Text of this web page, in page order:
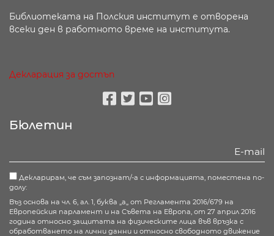
Библиотеката на Полския институт е отворена
всеки ден в работното време на института.
Декларация за достъп
Бюлетин
Декларирам, че съм запознат/-а с информацията, поместена по-
долу:
Въз основа на чл. 6, ал. 1, буква „а„ от Регламента 2016/679 на
Европейския парламент и на Съвета на Европа, от 27 април 2016
година относно защитата на физическите лица във връзка с
обработването на лични данни и относно свободното движение